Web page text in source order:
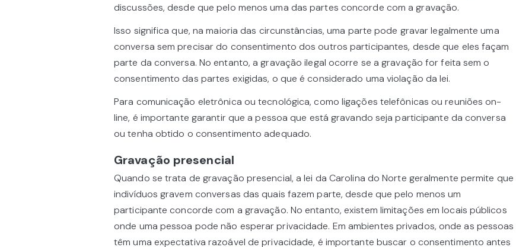
discussões, desde que pelo menos uma das partes concorde com a gravação.
Isso significa que, na maioria das circunstâncias, uma parte pode gravar legalmente uma
conversa sem precisar do consentimento dos outros participantes, desde que eles façam
parte da conversa. No entanto, a gravação ilegal ocorre se a gravação for feita sem o
consentimento das partes exigidas, o que é considerado uma violação da lei.
Para comunicação eletrônica ou tecnológica, como ligações telefônicas ou reuniões on-
line, é importante garantir que a pessoa que está gravando seja participante da conversa
ou tenha obtido o consentimento adequado.
Gravação presencial
Quando se trata de gravação presencial, a lei da Carolina do Norte geralmente permite que
indivíduos gravem conversas das quais fazem parte, desde que pelo menos um
participante concorde com a gravação. No entanto, existem limitações em locais públicos
onde uma pessoa pode não esperar privacidade. Em ambientes privados, onde as pessoas
têm uma expectativa razoável de privacidade, é importante buscar o consentimento antes